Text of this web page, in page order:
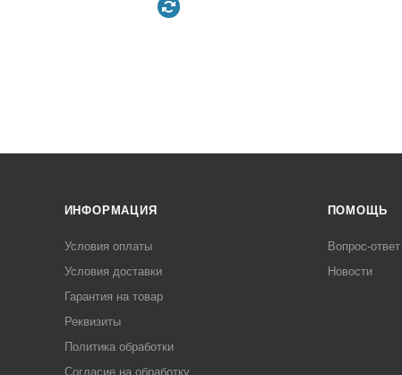
ИНФОРМАЦИЯ
Условия оплаты
Условия доставки
Гарантия на товар
Реквизиты
Политика обработки
Согласие на обработку
ПОМОЩЬ
Вопрос-ответ
Новости